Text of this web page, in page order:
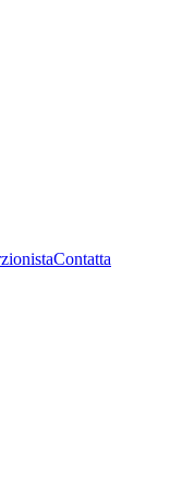
Contatta